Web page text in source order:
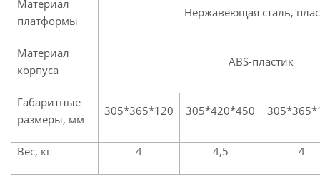
Материал
платформы
Нержавеющая сталь,
Материал
корпуса
ABS-пластик
Габаритные
размеры, мм
305*365*120 305*420*450
Вес, кг 4 4,5 4